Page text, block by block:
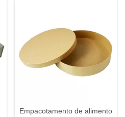
Empacotamento de alimento